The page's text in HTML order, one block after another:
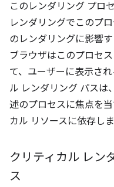
このレンダリング プロ
レンダリングでこのプ
のレンダリングに影響
ブラウザはこのプロセ
て、ユーザーに表示さ
ル レンダリング パスは
述のプロセスに焦点を
カル リソースに依存しま
クリティカル レン
ス